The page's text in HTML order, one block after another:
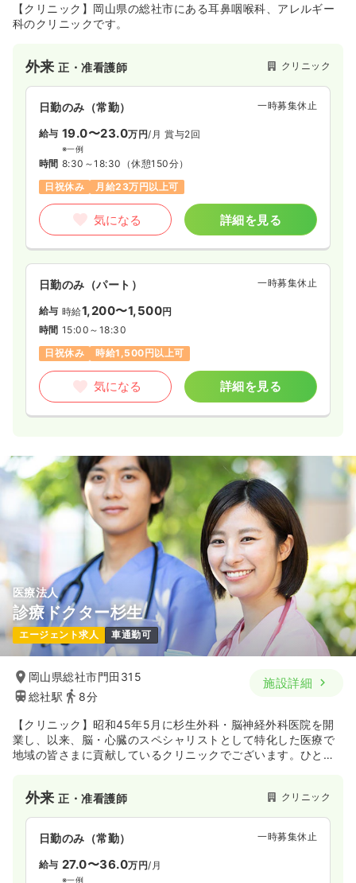
【クリニック】岡山県の総社市にある耳鼻咽喉科、アレルギー
科のクリニックです。
外来正・准看護師 クリニック
日勤のみ（常勤） 一時募集休止
給与 19.0〜23.0万円/月 賞与2回
※一例
時間 8:30～18:30 （休憩150分）
日祝休み
月給23万円以上可
気になる 詳細を見る
日勤のみ（パート） 一時募集休止
給与 時給1,200〜1,500円
時間 15:00～18:30
日祝休み
時給1,500円以上可
気になる 詳細を見る
医療法人
診療ドクター杉生
エージェント求人 車通勤可
岡山県総社市門田315
総社駅
8分
施設詳細
【クリニック】昭和45年5月に杉生外科・脳神経外科医院を開
業し、以来、脳・心臓のスペシャリストとして特化した医療で
地域の皆さまに貢献しているクリニックでございます。ひとに
外来正・准看護師 クリニック
日勤のみ（常勤） 一時募集休止
給与 27.0〜36.0万円/月
※一例